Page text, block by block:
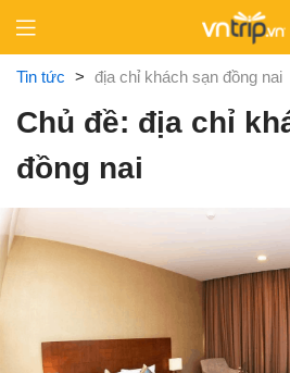
content
Tin tức > địa chỉ khách sạn đồng nai
Chủ đề: địa chỉ
đồng nai